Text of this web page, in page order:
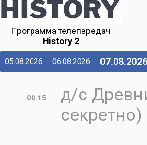
Программа телепередач
History 2
05.08.2026 06.08.2026 07.08.2026
00:15
д/с
секретно)